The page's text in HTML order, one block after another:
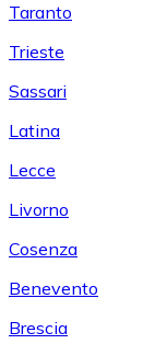
Taranto
Trieste
Sassari
Latina
Lecce
Livorno
Cosenza
Benevento
Brescia